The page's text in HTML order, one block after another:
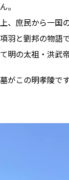
。
、庶民から一国
羽と劉邦の物語
明の太祖・洪武
がこの明孝陵です